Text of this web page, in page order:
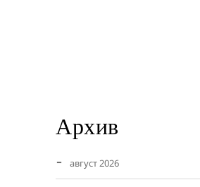
Архив
август 2026